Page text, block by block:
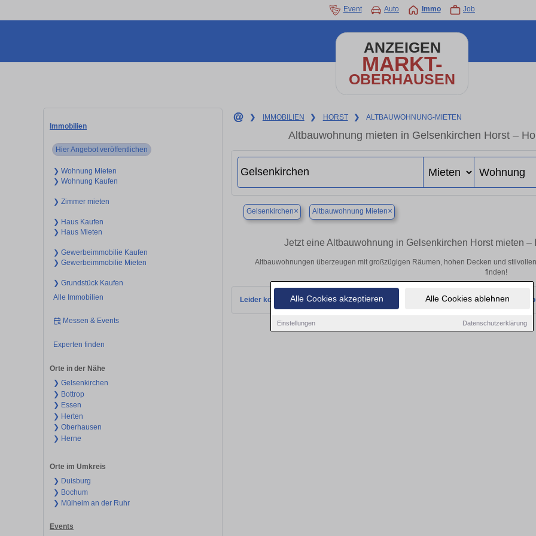
Alle Cookies akzeptieren Alle Cookies ablehnen
Einstellungen Datenschutzerklärung
Event Auto Immo Job
ANZEIGEN
MARKT-
OBERHAUSEN
Immobilien
Hier Angebot veröffentlichen
❯ Wohnung Mieten
❯ Wohnung Kaufen
❯ Zimmer mieten
❯ Haus Kaufen
❯ Haus Mieten
❯ Gewerbeimmobilie Kaufen
❯ Gewerbeimmobilie Mieten
❯ Grundstück Kaufen
Alle Immobilien
Messen & Events
Experten finden
Orte in der Nähe
❯ Gelsenkirchen
❯ Bottrop
❯ Essen
❯ Herten
❯ Oberhausen
❯ Herne
Orte im Umkreis
❯ Duisburg
❯ Bochum
❯ Mülheim an der Ruhr
Events
❯ IMMOBILIEN ❯ HORST ❯ ALTBAUWOHNUNG-MIETEN
Altbauwohnung mieten in Gelsenkirchen Horst –
Gelsenkirchen× Altbauwohnung Mieten×
Jetzt eine Altbauwohnung in Gelsenkirchen Horst mieten
Altbauwohnungen überzeugen mit großzügigen Räumen, hohen Decken und
finden!
Leider konnten wir derzeit keine passenden Objekte finden. Schauen Sie bald wieder